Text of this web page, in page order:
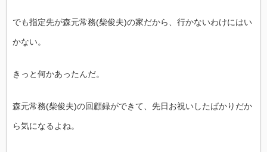
でも指定先が森元常務(柴俊夫)の家だから、行かないわけにはい
かない。
きっと何かあったんだ。
森元常務(柴俊夫)の回顧録ができて、先日お祝いしたばかりだか
ら気になるよね。